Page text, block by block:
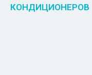
КОНДИЦИОНЕРОВ